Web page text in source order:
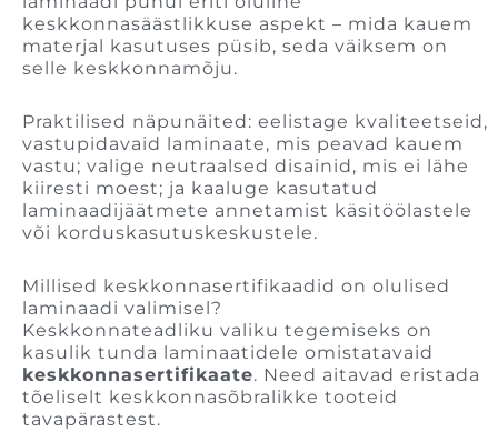
keskkonnasäästlikkuse aspekt – mida kauem
materjal kasutuses püsib, seda väiksem on
selle keskkonnamõju.
Praktilised näpunäited: eelistage kvaliteetseid,
vastupidavaid laminaate, mis peavad kauem
vastu; valige neutraalsed disainid, mis ei lähe
kiiresti moest; ja kaaluge kasutatud
laminaadijäätmete annetamist käsitöölastele
või korduskasutuskeskustele.
Millised keskkonnasertifikaadid on olulised
laminaadi valimisel?
Keskkonnateadliku valiku tegemiseks on
kasulik tunda laminaatidele omistatavaid
keskkonnasertifikaate. Need aitavad eristada
tõeliselt keskkonnasõbralikke tooteid
tavapärastest.